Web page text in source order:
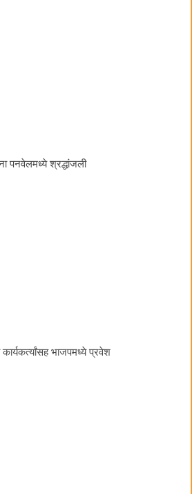
पनवेलमध्ये श्रद्धांजली
भाजपमध्ये प्रवेश